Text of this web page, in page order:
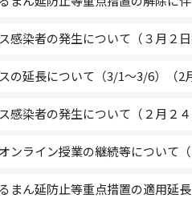
染者の発生について（３月２日
の延長について（3/1～3/6）（2
染者の発生について（２月２４
ンライン授業の継続等について（
まん延防止等重点措置の適用延